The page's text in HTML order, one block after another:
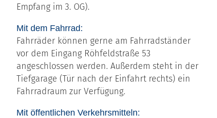
Empfang im 3. OG).
Mit dem Fahrrad:
Fahrräder können gerne am Fahrradständer
vor dem Eingang Röhfeldstraße 53
angeschlossen werden. Außerdem steht in der
Tiefgarage (Tür nach der Einfahrt rechts) ein
Fahrradraum zur Verfügung.
Mit öffentlichen Verkehrsmitteln: